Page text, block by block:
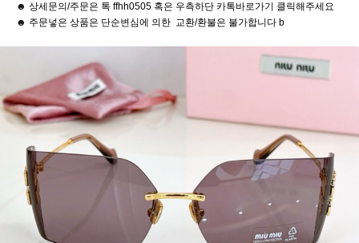
☻ 상세문의/주문은 톡 ffhh0505 혹은 우측하단 카톡바로가기 클릭해주세요
☻ 주문넣은 상품은 단순변심에 의한 교환/환불은 불가합니다 b